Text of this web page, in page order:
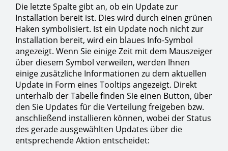
Die letzte Spalte gibt an, ob ein Update zur
Installation bereit ist. Dies wird durch einen grünen
Haken symbolisiert. Ist ein Update noch nicht zur
Installation bereit, wird ein blaues Info-Symbol
angezeigt. Wenn Sie einige Zeit mit dem Mauszeiger
über diesem Symbol verweilen, werden Ihnen
einige zusätzliche Informationen zu dem aktuellen
Update in Form eines Tooltips angezeigt. Direkt
unterhalb der Tabelle finden Sie einen Button, über
den Sie Updates für die Verteilung freigeben bzw.
anschließend installieren können, wobei der Status
des gerade ausgewählten Updates über die
entsprechende Aktion entscheidet: